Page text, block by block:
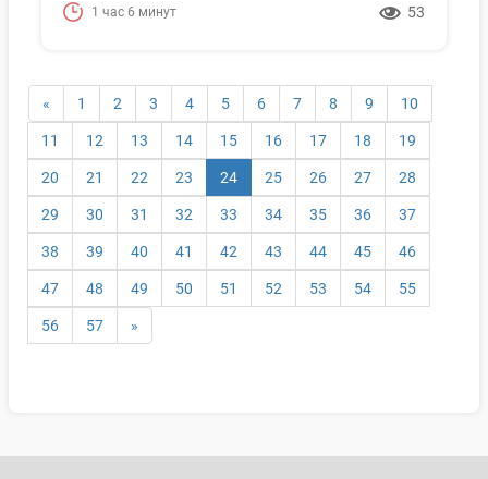
1 час 6 минут 53
« 1 2 3 4 5 6 7 8 9 10
11 12 13 14 15 16 17 18 19
20 21 22 23 24(текущая)
25 26 27 28
29 30 31 32 33 34 35 36 37
38 39 40 41 42 43 44 45 46
47 48 49 50 51 52 53 54 55
56 57 »